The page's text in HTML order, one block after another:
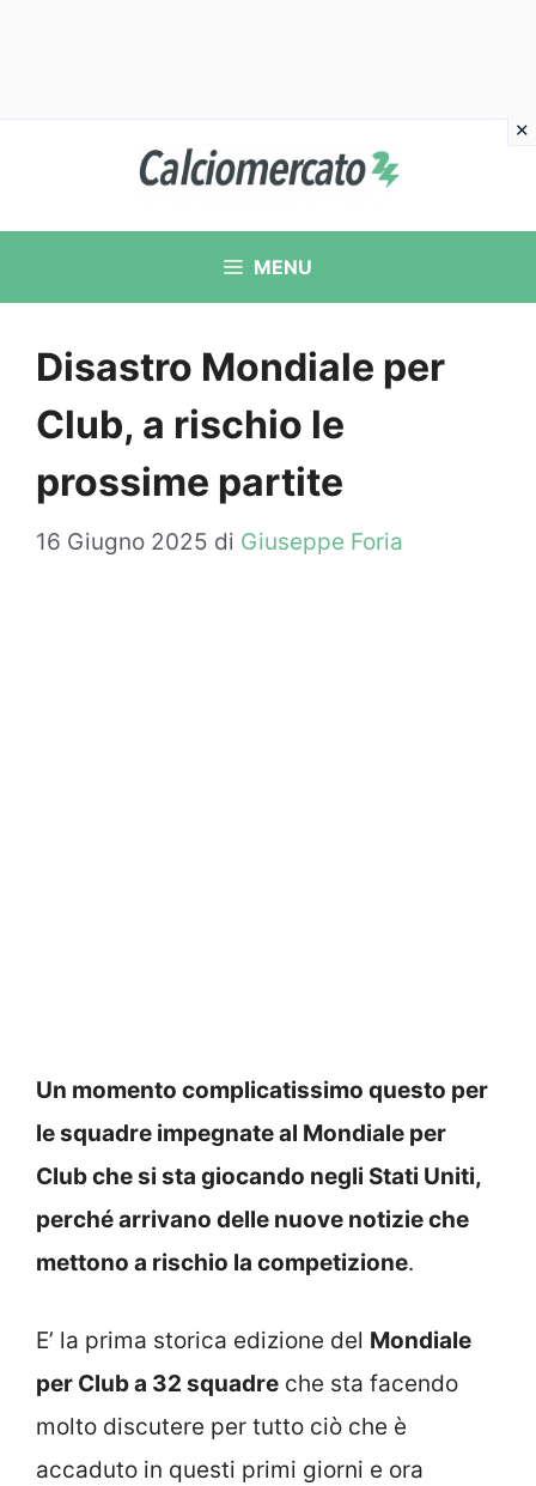
contenuto
MENU
Disastro Mondiale per
Club, a rischio le
prossime partite
16 Giugno 2025 di Giuseppe Foria
Un momento complicatissimo questo per
le squadre impegnate al Mondiale per
Club che si sta giocando negli Stati Uniti,
perché arrivano delle nuove notizie che
mettono a rischio la competizione.
E’ la prima storica edizione del Mondiale
per Club a 32 squadre che sta facendo
molto discutere per tutto ciò che è
accaduto in questi primi giorni e ora